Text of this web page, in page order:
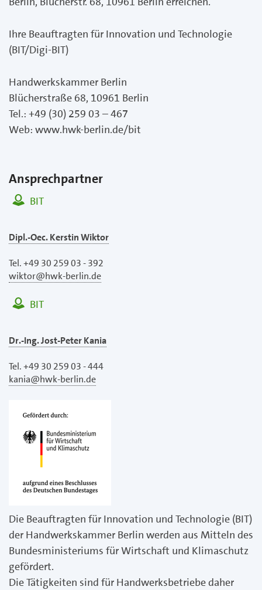
Ihre Beauftragten für Innovation und Technologie
(BIT/Digi-BIT)
Handwerkskammer Berlin
Blücherstraße 68, 10961 Berlin
Tel.: +49 (30) 259 03 – 467
Web: www.hwk-berlin.de/bit
Ansprechpartner
BIT
Dipl.-Oec. Kerstin Wiktor
Tel. +49 30 259 03 - 392
wiktor@hwk-berlin.de
BIT
Dr.-Ing. Jost-Peter Kania
Tel. +49 30 259 03 - 444
kania@hwk-berlin.de
Die Beauftragten für Innovation und Technologie (BIT)
der Handwerkskammer Berlin werden aus Mitteln des
Bundesministeriums für Wirtschaft und Klimaschutz
gefördert.
Die Tätigkeiten sind für Handwerksbetriebe daher